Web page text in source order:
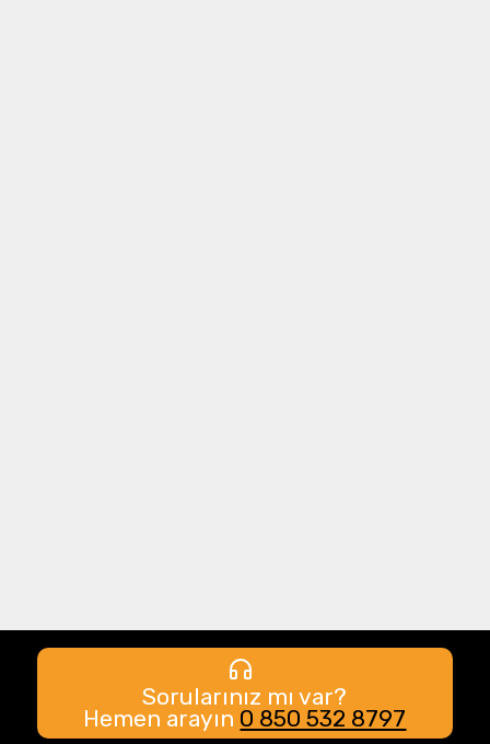
Sorularınız mı var?
Hemen arayın 0 850 532 8797